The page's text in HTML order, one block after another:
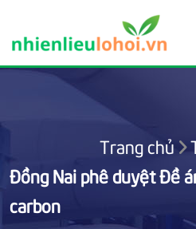
content
Trang chủ
Đồng Nai phê duyệt Đề
carbon